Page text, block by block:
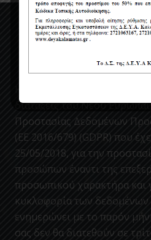
Η ΔΕΥΑΚ ενσωματώνοντας
διατάξεις του Νέου
Προστασίας Δεδομένων
(ΕΕ 2016/679) (GDPR) που
25/05/2018, για την
προσώπων έναντι της
προσωπικού χαρακτήρα και
κυκλοφορία των δεδομένων
ενημερώνει με το παρόν
σας δεν θα διατεθούν σε